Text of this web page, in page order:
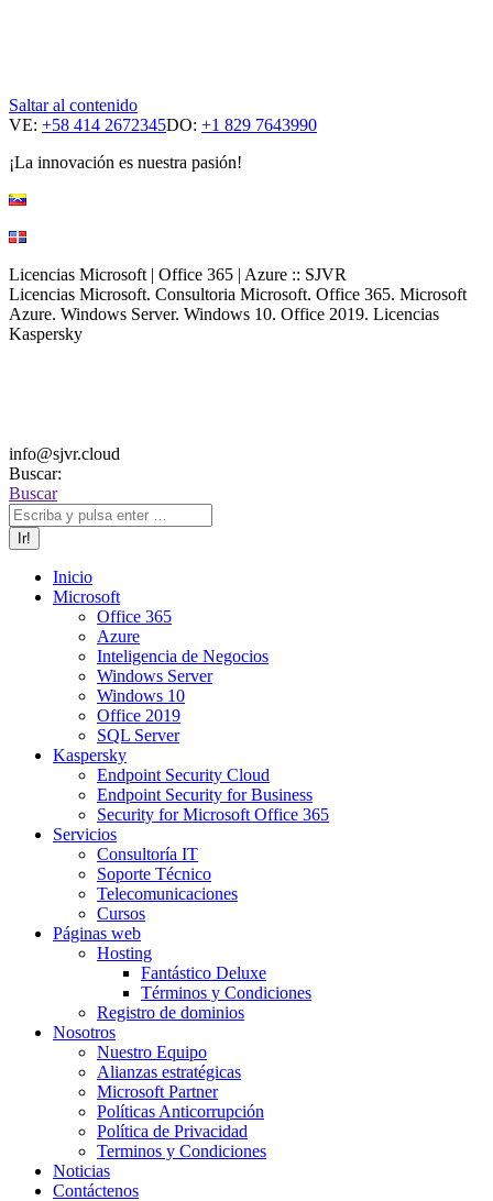
Saltar al contenido
VE: +58 414 2672345DO: +1 829 7643990
¡La innovación es nuestra pasión!
Licencias Microsoft | Office 365 | Azure :: SJVR
Licencias Microsoft. Consultoria Microsoft. Office 365. Microsoft
Azure. Windows Server. Windows 10. Office 2019. Licencias
Kaspersky
info@sjvr.cloud
Buscar:
Buscar
Inicio
Microsoft
Office 365
Azure
Inteligencia de Negocios
Windows Server
Windows 10
Office 2019
SQL Server
Kaspersky
Endpoint Security Cloud
Endpoint Security for Business
Security for Microsoft Office 365
Servicios
Consultoría IT
Soporte Técnico
Telecomunicaciones
Cursos
Páginas web
Hosting
Fantástico Deluxe
Términos y Condiciones
Registro de dominios
Nosotros
Nuestro Equipo
Alianzas estratégicas
Microsoft Partner
Políticas Anticorrupción
Política de Privacidad
Terminos y Condiciones
Noticias
Contáctenos